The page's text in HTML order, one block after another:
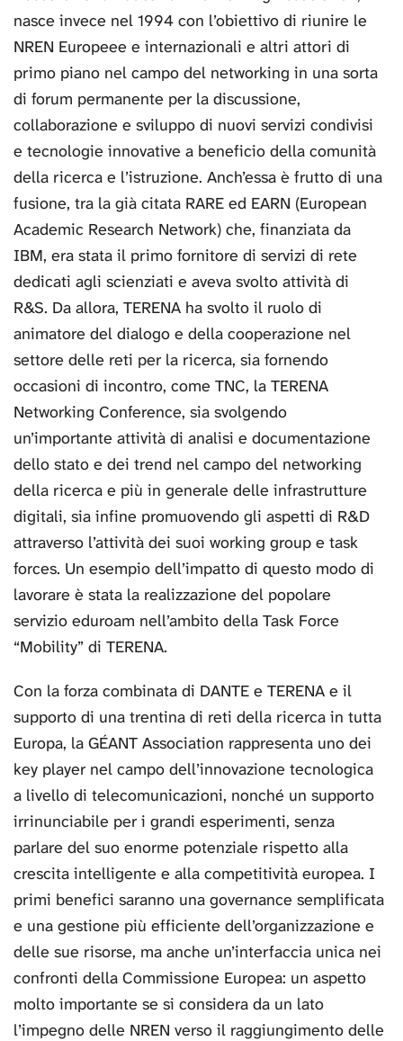
nasce invece nel 1994 con l’obiettivo di riunire le
NREN Europeee e internazionali e altri attori di
primo piano nel campo del networking in una sorta
di forum permanente per la discussione,
collaborazione e sviluppo di nuovi servizi condivisi
e tecnologie innovative a beneficio della comunità
della ricerca e l’istruzione. Anch’essa è frutto di una
fusione, tra la già citata RARE ed EARN (European
Academic Research Network) che, finanziata da
IBM, era stata il primo fornitore di servizi di rete
dedicati agli scienziati e aveva svolto attività di
R&S. Da allora, TERENA ha svolto il ruolo di
animatore del dialogo e della cooperazione nel
settore delle reti per la ricerca, sia fornendo
occasioni di incontro, come TNC, la TERENA
Networking Conference, sia svolgendo
un’importante attività di analisi e documentazione
dello stato e dei trend nel campo del networking
della ricerca e più in generale delle infrastrutture
digitali, sia infine promuovendo gli aspetti di R&D
attraverso l’attività dei suoi working group e task
forces. Un esempio dell’impatto di questo modo di
lavorare è stata la realizzazione del popolare
servizio eduroam nell’ambito della Task Force
“Mobility” di TERENA.
Con la forza combinata di DANTE e TERENA e il
supporto di una trentina di reti della ricerca in tutta
Europa, la GÉANT Association rappresenta uno dei
key player nel campo dell’innovazione tecnologica
a livello di telecomunicazioni, nonché un supporto
irrinunciabile per i grandi esperimenti, senza
parlare del suo enorme potenziale rispetto alla
crescita intelligente e alla competitività europea. I
primi benefici saranno una governance semplificata
e una gestione più efficiente dell’organizzazione e
delle sue risorse, ma anche un’interfaccia unica nei
confronti della Commissione Europea: un aspetto
molto importante se si considera da un lato
l’impegno delle NREN verso il raggiungimento delle